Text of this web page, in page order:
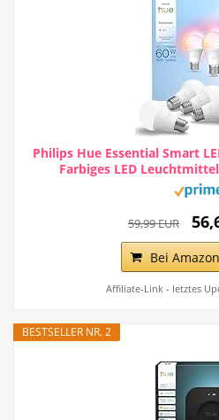
Philips Hue Essential Smart
Farbiges LED
59,99 EUR
Bei
Affiliate-Link - letztes
BESTSELLER NR. 2